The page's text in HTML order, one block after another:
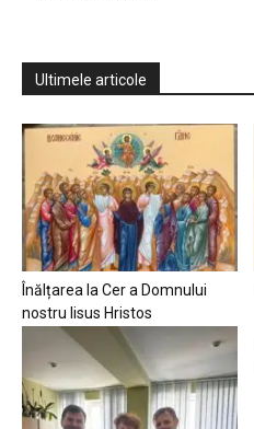
Ultimele articole
Înălțarea la Cer a Domnului
nostru Iisus Hristos